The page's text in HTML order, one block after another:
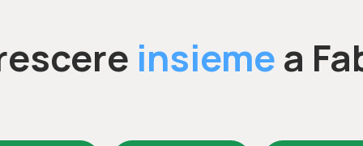
insiemea